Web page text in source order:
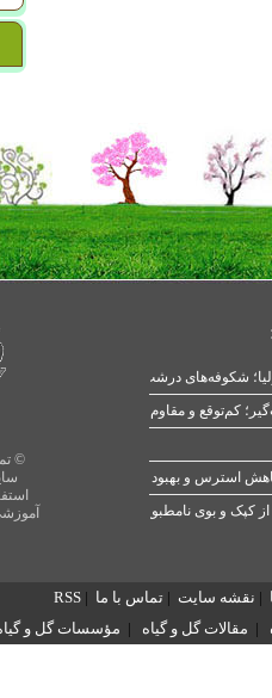
©
شکوفه‌های درشت در بهار
کپک و بوی نامطبوع
| نقشه سایت | تماس با ما |
RSS
| مقالات گل و گیاه | مؤسسات گل و